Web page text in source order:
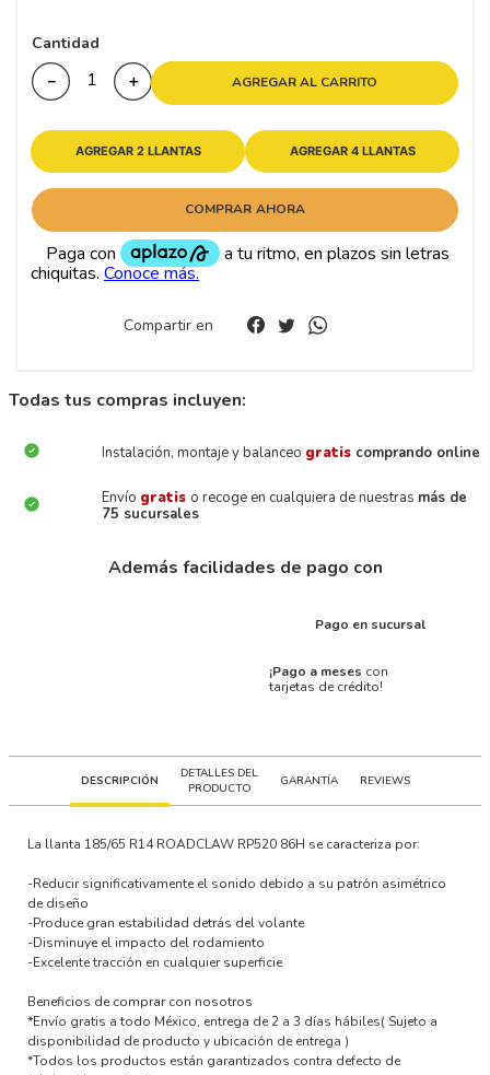
Cantidad
＋
－ AGREGAR AL CARRITO
AGREGAR 2 LLANTAS AGREGAR 4 LLANTAS
COMPRAR AHORA
Compartir en
Todas tus compras incluyen:
Instalación, montaje y balanceo gratis comprando online
Envío gratis o recoge en cualquiera de nuestras más de
75 sucursales
Además facilidades de pago con
Pago en sucursal
¡Pago a meses con
tarjetas de crédito!
DESCRIPCIÓN
DETALLES DEL
PRODUCTO
GARANTÍA REVIEWS
La llanta 185/65 R14 ROADCLAW RP520 86H se caracteriza por:
-Reducir significativamente el sonido debido a su patrón asimétrico
de diseño
-Produce gran estabilidad detrás del volante
-Disminuye el impacto del rodamiento
-Excelente tracción en cualquier superficie
Beneficios de comprar con nosotros
*Envío gratis a todo México, entrega de 2 a 3 días hábiles( Sujeto a
disponibilidad de producto y ubicación de entrega )
*Todos los productos están garantizados contra defecto de